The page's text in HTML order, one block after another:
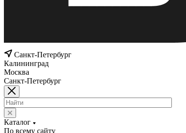
Санкт-Петербург
Калининград
Москва
Санкт-Петербург
Каталог
По всему сайту